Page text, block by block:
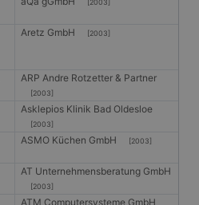
[2003]
Aretz GmbH [2003]
ARP Andre Rotzetter & Partner
[2003]
Asklepios Klinik Bad Oldesloe
[2003]
ASMO Küchen GmbH [2003]
AT Unternehmensberatung GmbH
[2003]
ATM Computersysteme GmbH